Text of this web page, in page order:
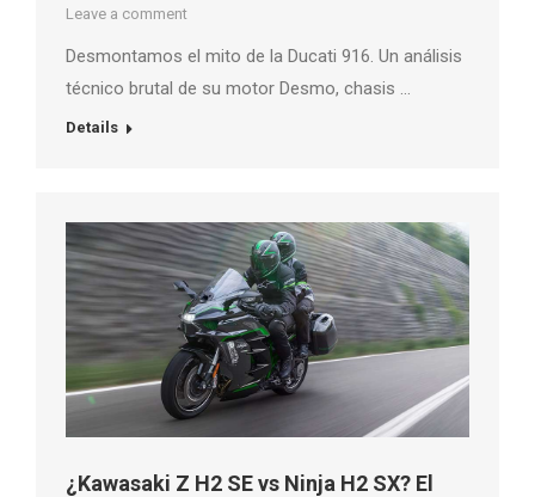
Leave a comment
Desmontamos el mito de la Ducati 916. Un análisis
técnico brutal de su motor Desmo, chasis …
Details
¿Kawasaki Z H2 SE vs Ninja H2 SX? El